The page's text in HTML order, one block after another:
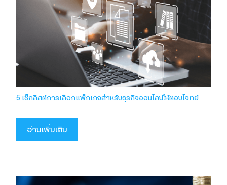
5 เช็กลิสต์การเลือกแพ็กเกจสำหรับธุรกิจออนไลน์ให้ตอบโจทย์
อ่านเพิ่มเติม